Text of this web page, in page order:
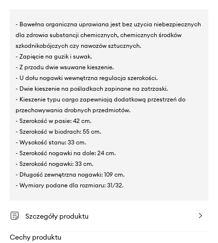
- Bawełna organiczna uprawiana jest bez użycia niebezpiecznych
dla zdrowia substancji chemicznych, chemicznych środków
szkodnikobójczych czy nawozów sztucznych.
- Zapięcie na guzik i suwak.
- Z przodu dwie wsuwane kieszenie.
- U dołu nogawki wewnętrzna regulacja szerokości.
- Dwie kieszenie na pośladkach zapinane na zatrzaski.
- Kieszenie typu cargo zapewniają dodatkową przestrzeń do
przechowywania drobnych przedmiotów.
- Szerokość w pasie: 42 cm.
- Szerokość w biodrach: 55 cm.
- Wysokość stanu: 33 cm.
- Szerokość nogawki na dole: 24 cm.
- Szerokość nogawki: 33 cm.
- Długość zewnętrzna nogawki: 109 cm.
- Wymiary podane dla rozmiaru: 31/32.
Szczegóły produktu
Cechy produktu